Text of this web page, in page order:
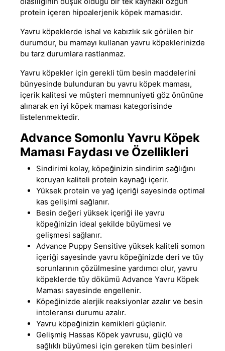
protein içeren hipoalerjenik köpek mamasıdır.
Yavru köpeklerde ishal ve kabızlık sık görülen bir
durumdur, bu mamayı kullanan yavru köpeklerinizde
bu tarz durumlara rastlanmaz.
Yavru köpekler için gerekli tüm besin maddelerini
bünyesinde bulunduran bu yavru köpek maması,
içerik kalitesi ve müşteri memnuniyeti göz önününe
alınarak en iyi köpek maması kategorisinde
listelenmektedir.
Advance Somonlu Yavru Köpek
Maması Faydası ve Özellikleri
Sindirimi kolay, köpeğinizin sindirim sağlığını
koruyan kaliteli protein kaynağı içerir.
Yüksek protein ve yağ içeriği sayesinde optimal
kas gelişimi sağlanır.
Besin değeri yüksek içeriği ile yavru
köpeğinizin ideal şekilde büyümesi ve
gelişmesi sağlanır.
Advance Puppy Sensitive yüksek kaliteli somon
içeriği sayesinde yavru köpeğinizde deri ve tüy
sorunlarının çözülmesine yardımcı olur, yavru
köpeklerde tüy dökümü Advance Yavru Köpek
Maması sayesinde engellenir.
Köpeğinizde alerjik reaksiyonlar azalır ve besin
intoleransı durumu azalır.
Yavru köpeğinizin kemikleri güçlenir.
Gelişmiş Hassas Köpek yavrusu, güçlü ve
sağlıklı büyümesi için gereken tüm besinleri